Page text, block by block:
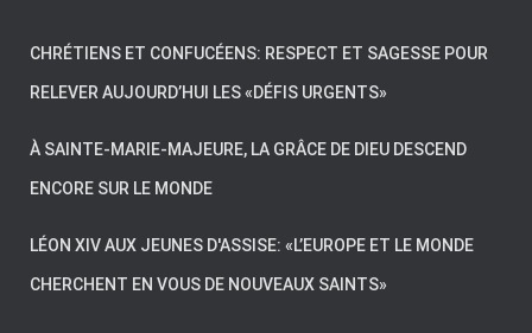
CHRÉTIENS ET CONFUCÉENS: RESPECT ET SAGESSE POUR
RELEVER AUJOURD’HUI LES «DÉFIS URGENTS»
À SAINTE-MARIE-MAJEURE, LA GRÂCE DE DIEU DESCEND
ENCORE SUR LE MONDE
LÉON XIV AUX JEUNES D'ASSISE: «L’EUROPE ET LE MONDE
CHERCHENT EN VOUS DE NOUVEAUX SAINTS»